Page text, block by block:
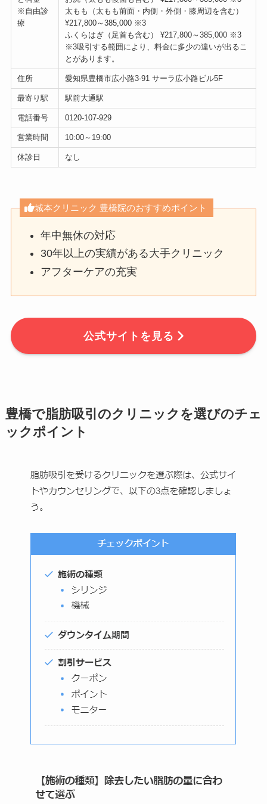
※自由診
療
太もも（太もも前面・内側・外側・膝周辺を含む）
¥217,800～385,000 ※3
ふくらはぎ（足首も含む） ¥217,800～385,000 ※3
※3吸引する範囲により、料金に多少の違いが出るこ
とがあります。
住所 愛知県豊橋市広小路3-91 サーラ広小路ビル5F
最寄り駅 駅前大通駅
電話番号 0120-107-929
営業時間 10:00～19:00
休診日 なし
城本クリニック 豊橋院のおすすめポイント
年中無休の対応
30年以上の実績がある大手クリニック
アフターケアの充実
公式サイトを見る
豊橋で脂肪吸引のクリニックを選びのチェ
ックポイント